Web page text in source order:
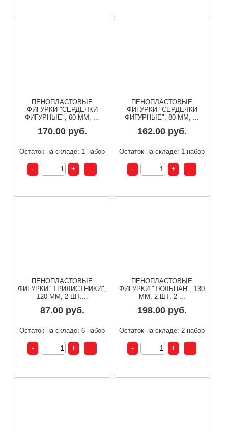
ПЕНОПЛАСТОВЫЕ
ФИГУРКИ "СЕРДЕЧКИ
ФИГУРНЫЕ", 60 ММ, ...
170.00 руб.
Остаток на складе: 1 набор
ПЕНОПЛАСТОВЫЕ
ФИГУРКИ "СЕРДЕЧКИ
ФИГУРНЫЕ", 80 ММ, ...
162.00 руб.
Остаток на складе: 1 набор
ПЕНОПЛАСТОВЫЕ
ФИГУРКИ "ТРИЛИСТНИКИ",
120 ММ, 2 ШТ....
87.00 руб.
Остаток на складе: 6 набор
ПЕНОПЛАСТОВЫЕ
ФИГУРКИ "ТЮЛЬПАН", 130
ММ, 2 ШТ. 2-...
198.00 руб.
Остаток на складе: 2 набор